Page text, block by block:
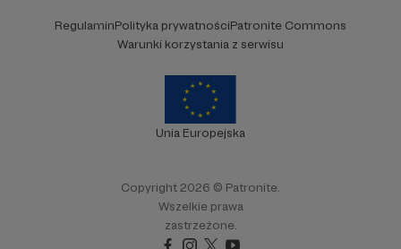
RegulaminPolityka prywatnościPatronite Commons
Warunki korzystania z serwisu
Unia Europejska
Copyright 2026 © Patronite.
Wszelkie prawa
zastrzeżone.